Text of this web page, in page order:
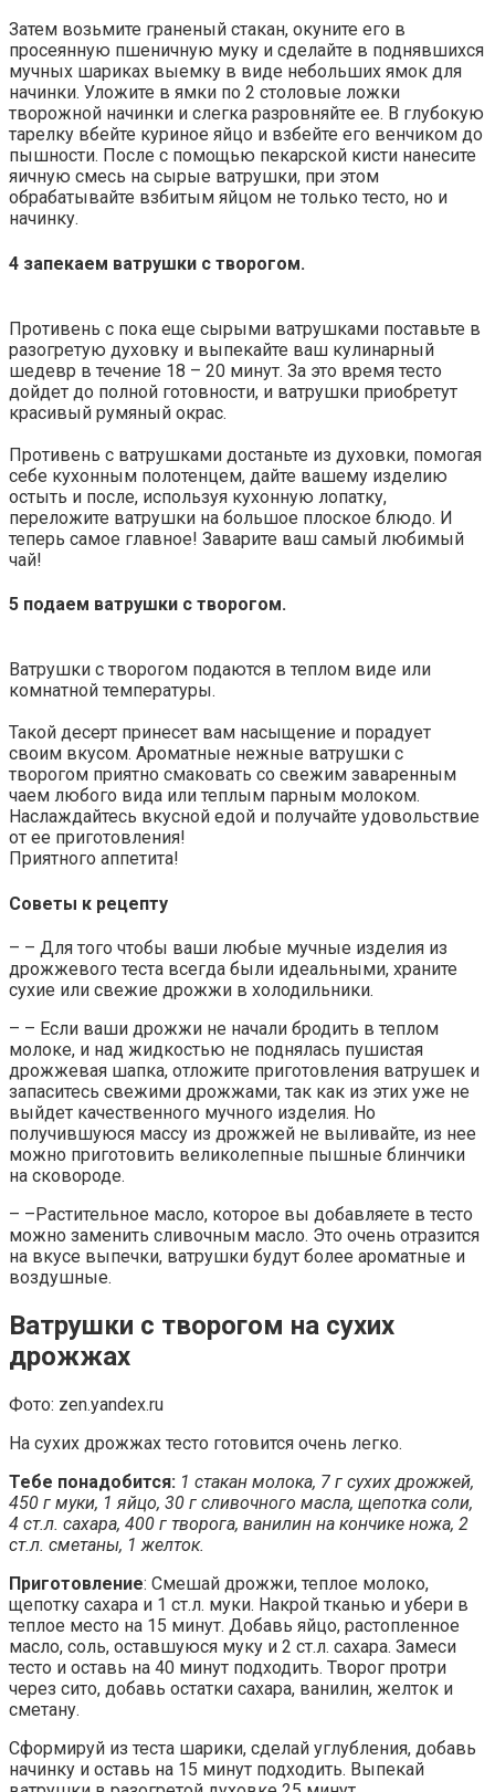
Затем возьмите граненый стакан, окуните его в
просеянную пшеничную муку и сделайте в поднявшихся
мучных шариках выемку в виде небольших ямок для
начинки. Уложите в ямки по 2 столовые ложки
творожной начинки и слегка разровняйте ее. В глубокую
тарелку вбейте куриное яйцо и взбейте его венчиком до
пышности. После с помощью пекарской кисти нанесите
яичную смесь на сырые ватрушки, при этом
обрабатывайте взбитым яйцом не только тесто, но и
начинку.
4 запекаем ватрушки с творогом.
Противень с пока еще сырыми ватрушками поставьте в
разогретую духовку и выпекайте ваш кулинарный
шедевр в течение 18 – 20 минут. За это время тесто
дойдет до полной готовности, и ватрушки приобретут
красивый румяный окрас.
Противень с ватрушками достаньте из духовки, помогая
себе кухонным полотенцем, дайте вашему изделию
остыть и после, используя кухонную лопатку,
переложите ватрушки на большое плоское блюдо. И
теперь самое главное! Заварите ваш самый любимый
чай!
5 подаем ватрушки с творогом.
Ватрушки с творогом подаются в теплом виде или
комнатной температуры.
Такой десерт принесет вам насыщение и порадует
своим вкусом. Ароматные нежные ватрушки с
творогом приятно смаковать со свежим заваренным
чаем любого вида или теплым парным молоком.
Наслаждайтесь вкусной едой и получайте удовольствие
от ее приготовления!
Приятного аппетита!
Советы к рецепту
– – Для того чтобы ваши любые мучные изделия из
дрожжевого теста всегда были идеальными, храните
сухие или свежие дрожжи в холодильники.
– – Если ваши дрожжи не начали бродить в теплом
молоке, и над жидкостью не поднялась пушистая
дрожжевая шапка, отложите приготовления ватрушек и
запаситесь свежими дрожжами, так как из этих уже не
выйдет качественного мучного изделия. Но
получившуюся массу из дрожжей не выливайте, из нее
можно приготовить великолепные пышные блинчики
на сковороде.
– –Растительное масло, которое вы добавляете в тесто
можно заменить сливочным масло. Это очень отразится
на вкусе выпечки, ватрушки будут более ароматные и
воздушные.
Ватрушки с творогом на сухих
дрожжах
Фото: zen.yandex.ru
На сухих дрожжах тесто готовится очень легко.
Тебе понадобится: 1 стакан молока, 7 г сухих дрожжей,
450 г муки, 1 яйцо, 30 г сливочного масла, щепотка соли,
4 ст.л. сахара, 400 г творога, ванилин на кончике ножа, 2
ст.л. сметаны, 1 желток.
Приготовление: Смешай дрожжи, теплое молоко,
щепотку сахара и 1 ст.л. муки. Накрой тканью и убери в
теплое место на 15 минут. Добавь яйцо, растопленное
масло, соль, оставшуюся муку и 2 ст.л. сахара. Замеси
тесто и оставь на 40 минут подходить. Творог протри
через сито, добавь остатки сахара, ванилин, желток и
сметану.
Сформируй из теста шарики, сделай углубления, добавь
начинку и оставь на 15 минут подходить. Выпекай